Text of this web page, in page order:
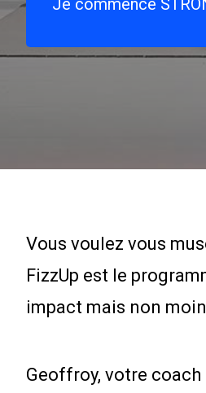
Vous voulez vous
FizzUp est le
impact mais non
Geoffroy, votre